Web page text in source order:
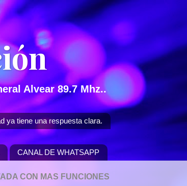
Alvear 89.7 Mhz..
ya tiene una respuesta clara.
CANAL DE WHATSAPP
CON MAS FUNCIONES